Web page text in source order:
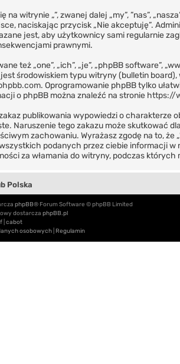
na witrynie „”, zwanej dalej „my”, ”nas”,
naciskając przycisk „Nie akceptuję”.
jest, aby użytkownicy sami regularnie
prawnymi.
też „one”, „ich”, „je”, „phpBB software”,
środowiskiem typu witryny (bulletin board),
. Oprogramowanie phpBB tylko
o phpBB można znaleźć na stronie https://
publikowania wypowiedzi o charakterze
Naruszenie tego zakazu może skutkować
zachowaniu. Wyrażasz zgodę na to,
podanych przez ciebie informacji w
za włamania do witryny, podczas
Polska
phpBB® Forum Software © phpBB Limited
dostarcza phpBB.pl
cabot
osobowych Regulamin